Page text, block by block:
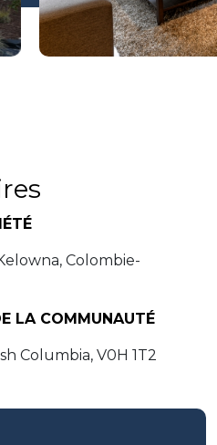
Colombie-
LA COMMUNAUTÉ
Columbia, V0H 1T2